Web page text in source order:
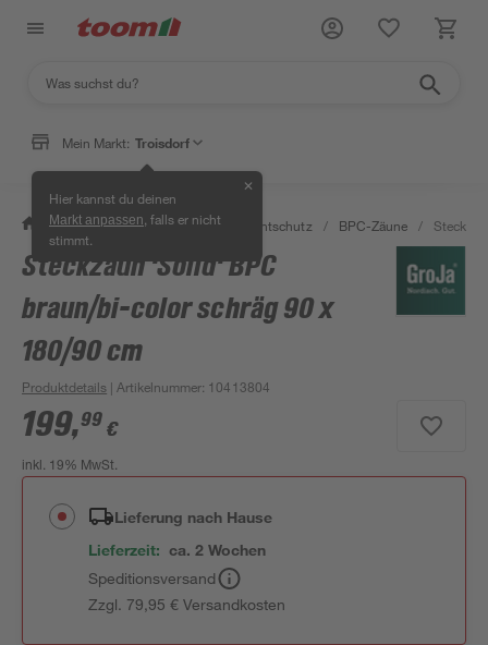
Mein Markt: Troisdorf
Hier kannst du deinen
Markt anpassen , falls er nicht
stimmt.
✕
/ Garten & Freizeit / Zäune & Sichtschutz / BPC-Zäune /
Steckzaun 'Solid' BPC
braun/bi-color schräg 90 x
180/90 cm
Produktdetails | Artikelnummer: 10413804
199,99 €
inkl. 19% MwSt.
Lieferung nach Hause
Lieferzeit: ca. 2 Wochen
Speditionsversand
Zzgl. 79,95 € Versandkosten